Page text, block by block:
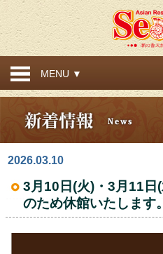
MENU ▼
2026.03.10
3月10日(火)・3月11日
のため休館いたします。